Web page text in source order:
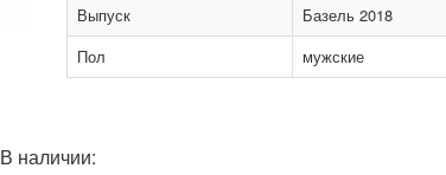
Выпуск
Базель 2018
Пол
мужские
В наличии: